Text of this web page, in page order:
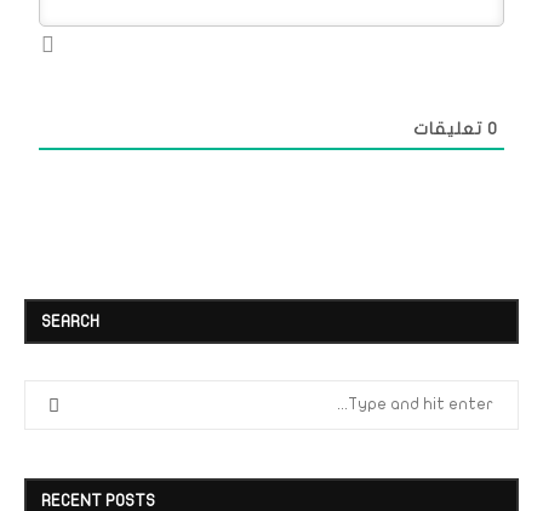
0 تعليقات
SEARCH
RECENT POSTS